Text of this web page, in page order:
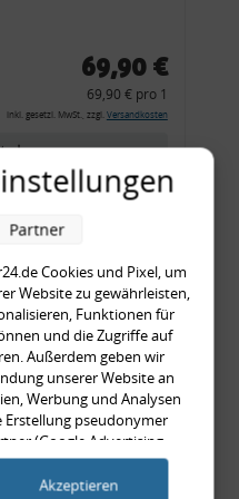
69,90 €
69,90 € pro 1
inkl. gesetzl. MwSt., zzgl. Versandkosten
mit
US-Ecken,
Typ 89,
+
999,99 €
999,99 € pro 1
Cookies und Pixel, um
Website zu gewährleisten,
Funktionen für
und die Zugriffe auf
Außerdem geben wir
unserer Website an
Werbung und Analysen
Erstellung pseudonymer
(Google Advertising
möglicherweise mit
ihnen bereitgestellt haben
Partner
Akzeptieren